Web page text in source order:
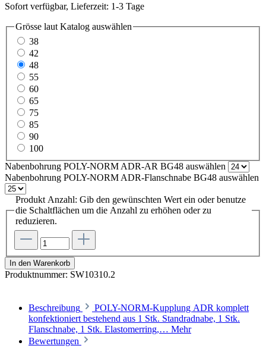
Sofort verfügbar, Lieferzeit: 1-3 Tage
Grösse laut Katalog auswählen
38
42
48
55
60
65
75
85
90
100
Nabenbohrung POLY-NORM ADR-AR BG48 auswählen
Nabenbohrung POLY-NORM ADR-Flanschnabe BG48 auswählen
Produkt Anzahl: Gib den gewünschten Wert ein oder benutze
die Schaltflächen um die Anzahl zu erhöhen oder zu
reduzieren.
In den Warenkorb
Produktnummer: SW10310.2
Beschreibung
POLY-NORM-Kupplung ADR komplett
konfektioniert bestehend aus 1 Stk. Standradnabe, 1 Stk.
Flanschnabe, 1 Stk. Elastomerring,… Mehr
Bewertungen